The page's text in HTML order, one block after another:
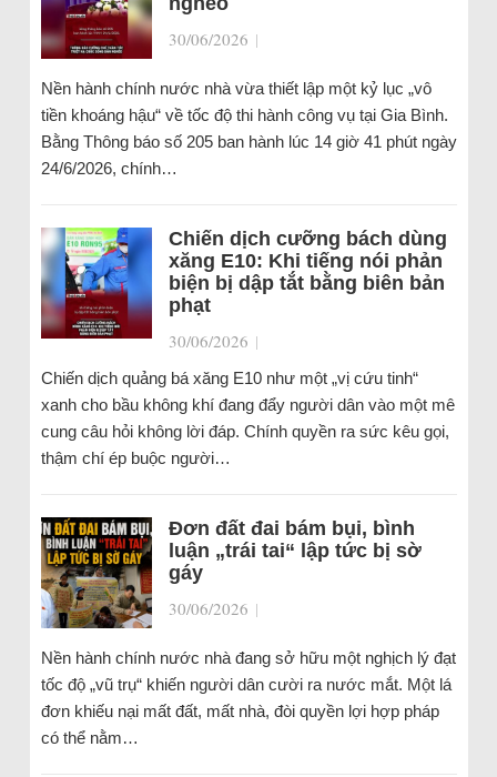
30/06/2026 |
Nền hành chính nước nhà vừa thiết lập một kỷ lục „vô
tiền khoáng hậu“ về tốc độ thi hành công vụ tại Gia Bình.
Bằng Thông báo số 205 ban hành lúc 14 giờ 41 phút ngày
24/6/2026, chính…
Chiến dịch cưỡng bách dùng
xăng E10: Khi tiếng nói phản
biện bị dập tắt bằng biên bản
phạt
30/06/2026 |
Chiến dịch quảng bá xăng E10 như một „vị cứu tinh“
xanh cho bầu không khí đang đẩy người dân vào một mê
cung câu hỏi không lời đáp. Chính quyền ra sức kêu gọi,
thậm chí ép buộc người…
Đơn đất đai bám bụi, bình
luận „trái tai“ lập tức bị sờ
gáy
30/06/2026 |
Nền hành chính nước nhà đang sở hữu một nghịch lý đạt
tốc độ „vũ trụ“ khiến người dân cười ra nước mắt. Một lá
đơn khiếu nại mất đất, mất nhà, đòi quyền lợi hợp pháp
có thể nằm…